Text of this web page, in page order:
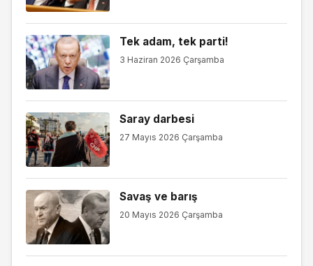
Tek adam, tek parti!
3 Haziran 2026 Çarşamba
Saray darbesi
27 Mayıs 2026 Çarşamba
Savaş ve barış
20 Mayıs 2026 Çarşamba